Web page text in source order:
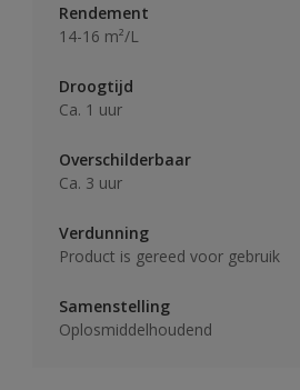
Rendement
14-16 m²/L
Droogtijd
Ca. 1 uur
Overschilderbaar
Ca. 3 uur
Verdunning
Product is gereed voor gebruik
Samenstelling
Oplosmiddelhoudend